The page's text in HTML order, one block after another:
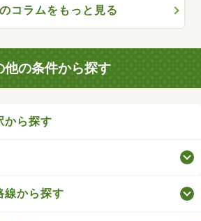
コラムをもっと見る
他の条件から探す
から探す
線から探す